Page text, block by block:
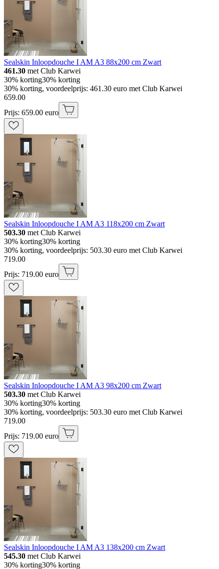
Sealskin Inloopdouche I AM A3 88x200 cm Zwart
461.30 met Club Karwei
30% korting30% korting
30% korting, voordeelprijs: 461.30 euro met Club Karwei
659.00
Prijs: 659.00 euro
Sealskin Inloopdouche I AM A3 118x200 cm Zwart
503.30 met Club Karwei
30% korting30% korting
30% korting, voordeelprijs: 503.30 euro met Club Karwei
719.00
Prijs: 719.00 euro
Sealskin Inloopdouche I AM A3 98x200 cm Zwart
503.30 met Club Karwei
30% korting30% korting
30% korting, voordeelprijs: 503.30 euro met Club Karwei
719.00
Prijs: 719.00 euro
Sealskin Inloopdouche I AM A3 138x200 cm Zwart
545.30 met Club Karwei
30% korting30% korting